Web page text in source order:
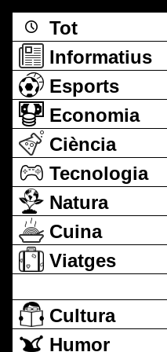
Tot
Informatius
Esports
Economia
Ciència
Tecnologia
Natura
Cuina
Viatges
Cultura
Humor